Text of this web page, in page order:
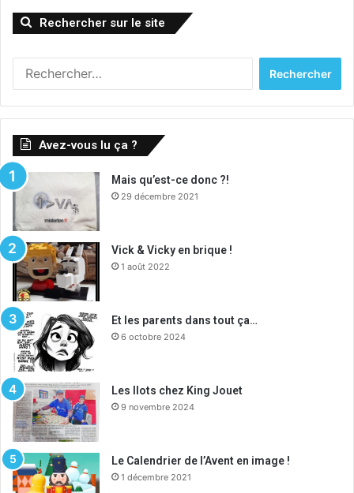
Rechercher sur le site
Avez-vous lu ça ?
Mais qu’est-ce donc ?!
29 décembre 2021
Vick & Vicky en brique !
1 août 2022
Et les parents dans tout ça…
6 octobre 2024
Les Ilots chez King Jouet
9 novembre 2024
Le Calendrier de l’Avent en image !
1 décembre 2021